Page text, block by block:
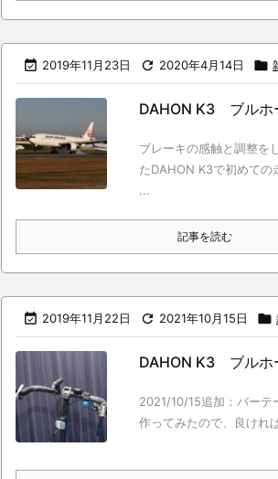
 2019年11月23日  2020年4月14日 
DAHON K3 ブルホ
ブレーキの感触と調整を
たDAHON K3で初めての
...
記事を読む
 2019年11月22日  2021年10月15日 
DAHON K3 ブルホ
2021/10/15追加：バーテ
作ってみたので、良けれ